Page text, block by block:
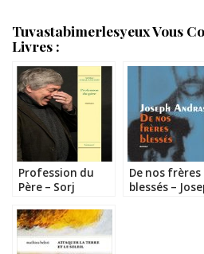
Tuvastabimerlesyeux Vous
Livres :
Profession du
Père – Sorj
De nos frères
blessés –